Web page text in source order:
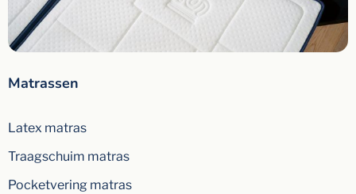
Matrassen
Latex matras
Traagschuim matras
Pocketvering matras